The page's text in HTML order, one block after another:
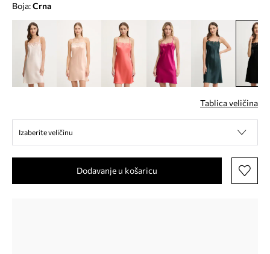
Boja: crna
Tablica veličina
Izaberite veličinu
Dodavanje u košaricu